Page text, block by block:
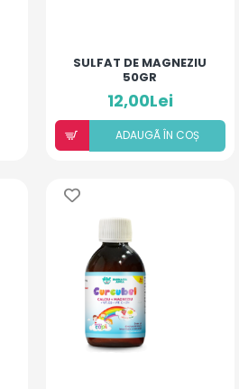
SULFAT DE MAGNEZIU
50GR
12,00Lei
ADAUGÃ ÎN COȘ